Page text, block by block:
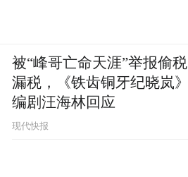
被“峰哥亡命天涯”举报偷税
漏税，《铁齿铜牙纪晓岚》
编剧汪海林回应
现代快报